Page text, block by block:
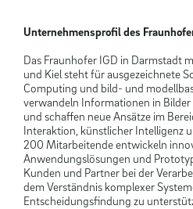
Unternehmensprofil des
Das Fraunhofer IGD in Darmstadt
und Kiel steht für ausgezeichnete
Computing und bild- und
verwandeln Informationen in
und schaffen neue Ansätze im
Interaktion, künstlicher Intelligenz
200 Mitarbeitende entwickeln
Anwendungslösungen und
Kunden und Partner bei der
dem Verständnis komplexer
Entscheidungsfindung zu